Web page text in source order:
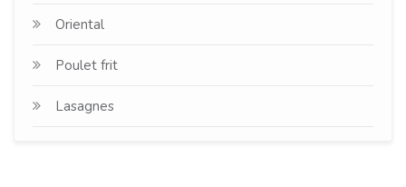
Oriental
Poulet frit
Lasagnes